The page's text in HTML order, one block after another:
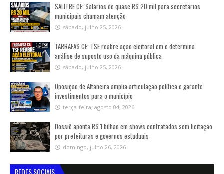
SALITRE CE: Salários de quase R$ 20 mil para secretários
municipais chamam atenção
sábado, julho 25, 2026
TARRAFAS CE: TSE reabre ação eleitoral em e determina
análise de suposto uso da máquina pública
sábado, julho 25, 2026
Oposição de Altaneira amplia articulação política e garante
investimentos para o município
terça-feira, agosto 04, 2026
Dossiê aponta R$ 1 bilhão em shows contratados sem licitação
por prefeituras e governos estaduais
domingo, julho 26, 2026
REDES SOCIAIS